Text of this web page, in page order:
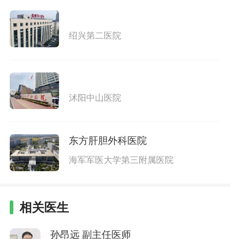
绍兴第二医院
沭阳中山医院
东方肝胆外科医院
海军军医大学第三附属医院
相关医生
孙昂远 副主任医师